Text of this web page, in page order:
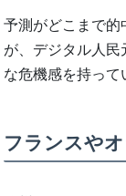
予測がどこまで的
が、デジタル人民
な危機感を持って
フランスや